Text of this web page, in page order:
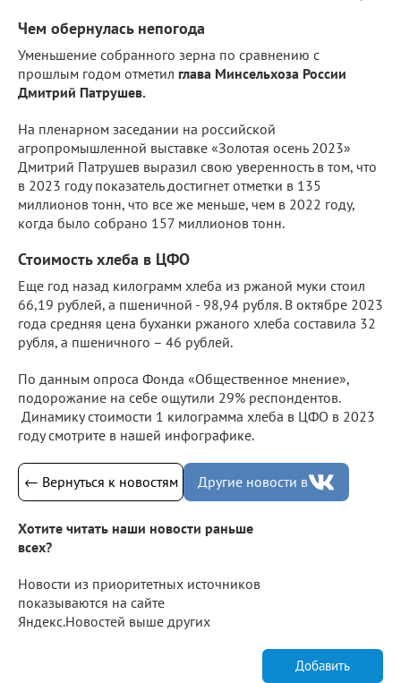
Чем обернулась непогода
Уменьшение собранного зерна по сравнению с
прошлым годом отметил глава Минсельхоза России
Дмитрий Патрушев.
На пленарном заседании на российской
агропромышленной выставке «Золотая осень 2023»
Дмитрий Патрушев выразил свою уверенность в том, что
в 2023 году показатель достигнет отметки в 135
миллионов тонн, что все же меньше, чем в 2022 году,
когда было собрано 157 миллионов тонн.
Стоимость хлеба в ЦФО
Еще год назад килограмм хлеба из ржаной муки стоил
66,19 рублей, а пшеничной - 98,94 рубля. В октябре 2023
года средняя цена буханки ржаного хлеба составила 32
рубля, а пшеничного – 46 рублей.
По данным опроса Фонда «Общественное мнение»,
подорожание на себе ощутили 29% респондентов.
Динамику стоимости 1 килограмма хлеба в ЦФО в 2023
году смотрите в нашей инфографике.
← Вернуться к новостям Другие новости в
Хотите читать наши новости раньше
всех?
Новости из приоритетных источников
показываются на сайте
Яндекс.Новостей выше других
Добавить